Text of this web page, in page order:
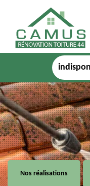
Nos réalisations